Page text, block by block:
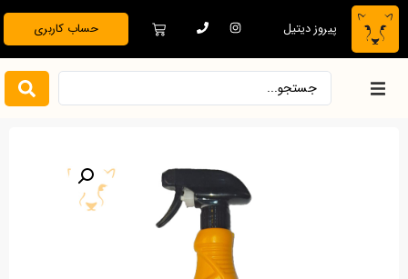
پیروز دیتیل حساب کاربری